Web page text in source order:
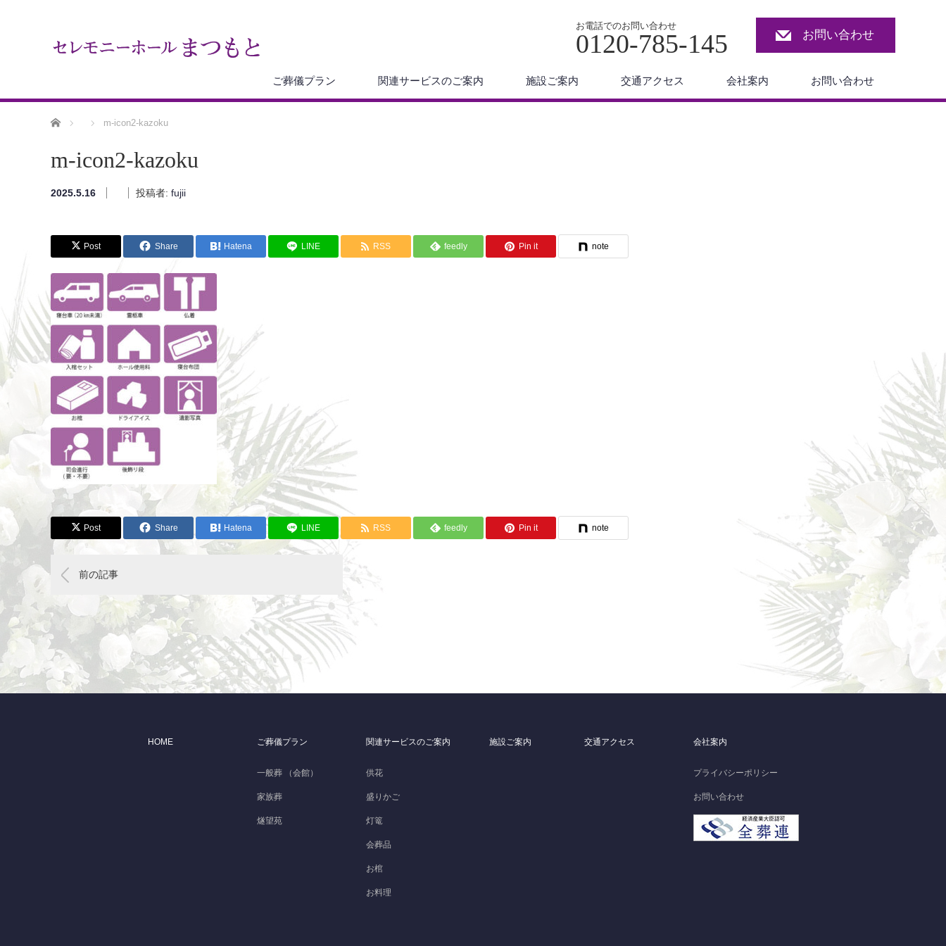
お電話でのお問い合わせ
0120-785-145 お問い合わせ
ご葬儀プラン 関連サービスのご案内 施設ご案内 交通アクセス 会社案内 お問い合わせ
ホーム m-icon2-kazoku
m-icon2-kazoku
2025.5.16 投稿者: fujii
Post Share Hatena LINE RSS feedly Pin it note
Post Share Hatena LINE RSS feedly Pin it note
前の記事
HOME ご葬儀プラン
一般葬 （会館）
家族葬
燧望苑
関連サービスのご案内
供花
盛りかご
灯篭
会葬品
お棺
お料理
施設ご案内 交通アクセス 会社案内
プライバシーポリシー
お問い合わせ